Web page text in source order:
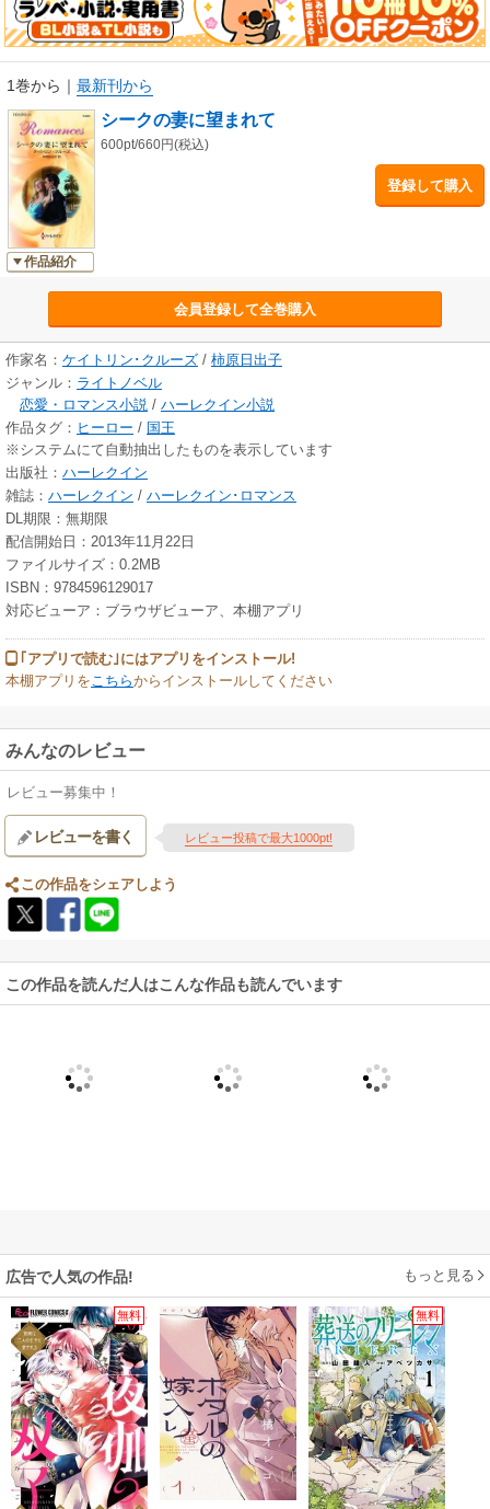
とりするようなラブストーリーをいつも届けてくれます。最新作は、国王
という立場に縛られたシークと、夫を愛しながらも、彼の突然の変貌に苦
1巻から ｜ 最新刊から
作品紹介
シークの妻に望まれて
600pt/660円(税込)
登録して購入
会員登録して全巻購入
作家名： ケイトリン･クルーズ / 柿原日出子
ジャンル： ライトノベル
恋愛・ロマンス小説 / ハーレクイン小説
作品タグ： ヒーロー / 国王
※システムにて自動抽出したものを表示しています
出版社： ハーレクイン
雑誌： ハーレクイン / ハーレクイン･ロマンス
DL期限：無期限
配信開始日：2013年11月22日
ファイルサイズ：0.2MB
ISBN：9784596129017
対応ビューア：ブラウザビューア、本棚アプリ
｢アプリで読む｣にはアプリをインストール!
本棚アプリをこちらからインストールしてください
みんなのレビュー
レビュー募集中！
レビューを書く レビュー投稿で最大1000pt!
この作品をシェアしよう
この作品を読んだ人はこんな作品も読んでいます
広告で人気の作品! もっと見る
無料 無料